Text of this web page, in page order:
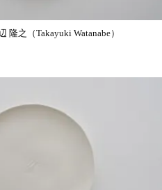
隆之（Takayuki Watanabe）